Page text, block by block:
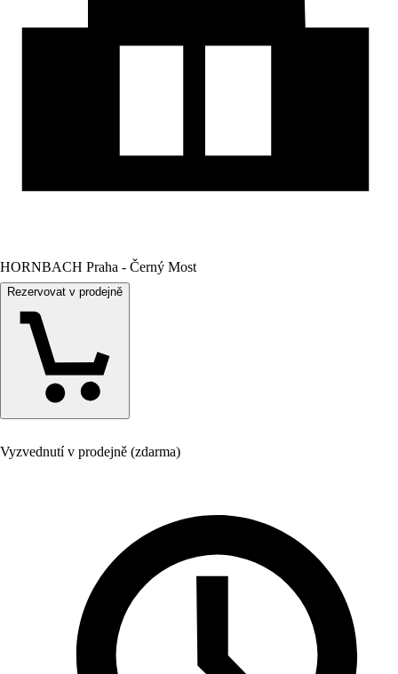
HORNBACH Praha - Černý Most
Rezervovat v prodejně
Vyzvednutí v prodejně (zdarma)